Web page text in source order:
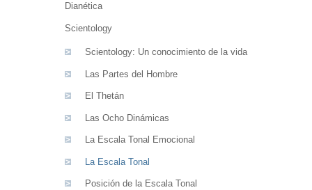
Dianética
Scientology
Scientology: Un conocimiento de la vida
Las Partes del Hombre
El Thetán
Las Ocho Dinámicas
La Escala Tonal Emocional
La Escala Tonal
Posición de la Escala Tonal